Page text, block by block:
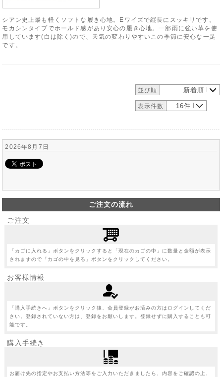
シアン史上最も軽くソフトな履き心地。Eワイズで縦長にスッキリです。
モカシンタイプでホールド感があり安心の履き心地。一部雨に強い革を使
用しています(白は除く)ので、天気の変わりやすいこの季節に安心な一足
です。
並び順 新着順
表示件数 16件
2026年8月7日
ご注文の流れ
ご注文
「カゴに入れる」ボタンをクリックすると「現在のカゴの中」に数量と金額が表示
されますので「カゴの中を見る」ボタンをクリックしてください。
お客様情報
「購入手続きへ」ボタンをクリック後、会員登録がお済みの方はログインしてくだ
さい。登録されていない方は、登録をお願いします。登録せずに購入することも可
能です。
購入手続き
お届け先の指定やお支払い方法等をご入力いただきましたら、内容をご確認の上、